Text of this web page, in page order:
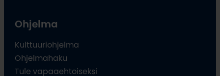
Ohjelma
Kulttuuriohjelma
Ohjelmahaku
Tule vapaaehtoiseksi